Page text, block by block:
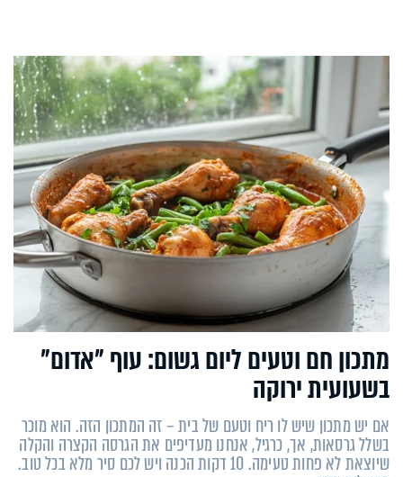
מתכון חם וטעים ליום גשום: עוף "אדום"
בשעועית ירוקה
אם יש מתכון שיש לו ריח וטעם של בית – זה המתכון הזה. הוא מוכר
בשלל גרסאות, אך, כרגיל, אנחנו מעדיפים את הגרסה הקצרה והקלה
שיוצאת לא פחות טעימה. 10 דקות הכנה ויש לכם סיר מלא בכל טוב.